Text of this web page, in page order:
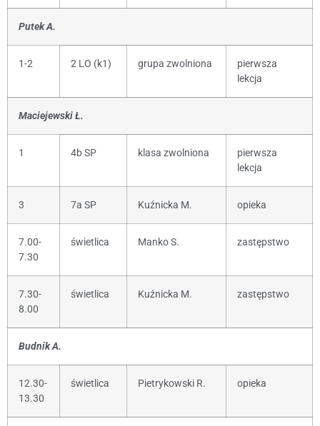
Putek A.
1-2 2 LO (k1) grupa zwolniona
pierwsza
lekcja
Maciejewski Ł.
1 4b SP klasa zwolniona
pierwsza
lekcja
3 7a SP Kuźnicka M. opieka
7.00-
7.30
świetlica Manko S. zastępstwo
7.30-
8.00
świetlica Kuźnicka M. zastępstwo
Budnik A.
12.30-
13.30
świetlica Pietrykowski R. opieka